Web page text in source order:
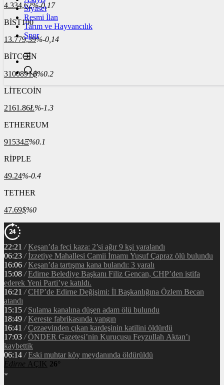
4.334,62%-0,17
BİST100
13.779,39%-0,14
BİTCOİN
3100891฿%0.2
LİTECOİN
2161.86Ł%-1.3
ETHEREUM
91534Ξ%0.1
RİPPLE
49.24%-0.4
TETHER
47.69$%0
Siyaset
Resmi İlan
Tarım ve Hayvancılık
Spor
22:21 / Keşan’da feci kaza: 2’si ağır 9 kşi yaralandı
06:23 / İzzetiye Mahallesi Camii İmamı Yusuf Çapraz ölü bulundu
16:06 / Keşan’da tartışma kana bulandı: 3 yaralı
15:08 / Edirne Belediye Başkanı Filiz Gencan, CHP’den istifa
ederek Yeni Parti’ye katıldı.
16:21 / CHP’de Edirne Değişimi: İl Başkanlığına Özlem Becan
atandı
15:15 / Sulama kanalına düşen adam ölü bulundu
18:49 / Kereste fabrikasında yangın
16:41 / Cezaevinden çıkan kardeşinin katilini öldürdü
17:03 / ÖNDER Gazetesi’nin Kurucusu Feyzullah Aktan’ı
kaybettik
06:14 / Eski muhtar köy meydanında öldürüldü
Edirne AÇIK 26°